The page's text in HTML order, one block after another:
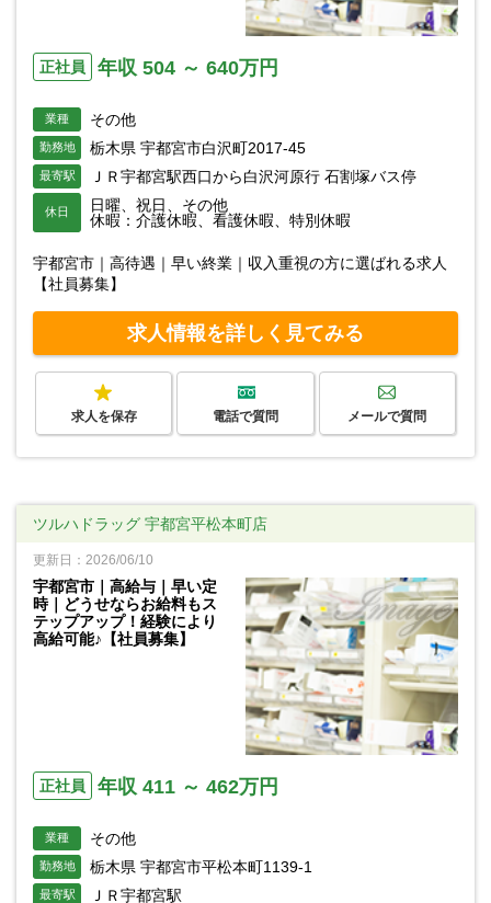
正社員 年収 504 ～ 640万円
業種 その他
勤務地 栃木県 宇都宮市白沢町2017-45
最寄駅 ＪＲ宇都宮駅西口から白沢河原行 石割塚バス停
休日
日曜、祝日、その他
休暇：介護休暇、看護休暇、特別休暇
宇都宮市｜高待遇｜早い終業｜収入重視の方に選ばれる求人
【社員募集】
求人情報を詳しく見てみる
求人を保存 電話で質問 メールで質問
ツルハドラッグ 宇都宮平松本町店
更新日：2026/06/10
宇都宮市｜高給与｜早い定
時｜どうせならお給料もス
テップアップ！経験により
高給可能♪【社員募集】
正社員 年収 411 ～ 462万円
業種 その他
勤務地 栃木県 宇都宮市平松本町1139-1
最寄駅 ＪＲ宇都宮駅